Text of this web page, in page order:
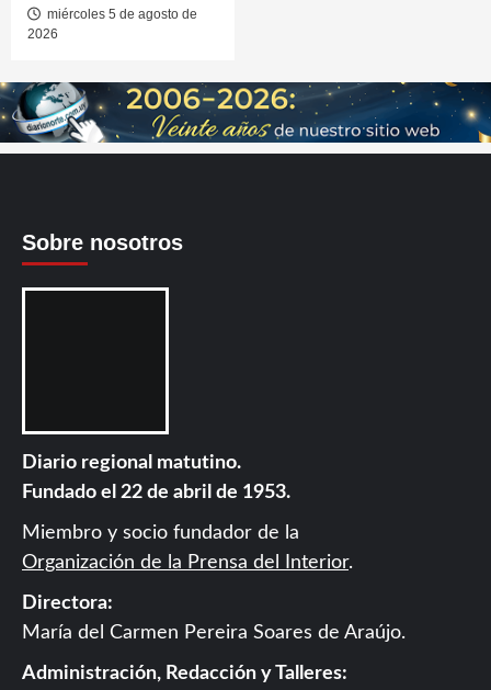
miércoles 5 de agosto de
2026
Sobre nosotros
Diario regional matutino.
Fundado el 22 de abril de 1953.
Miembro y socio fundador de la
Organización de la Prensa del Interior.
Directora:
María del Carmen Pereira Soares de Araújo.
Administración, Redacción y Talleres: